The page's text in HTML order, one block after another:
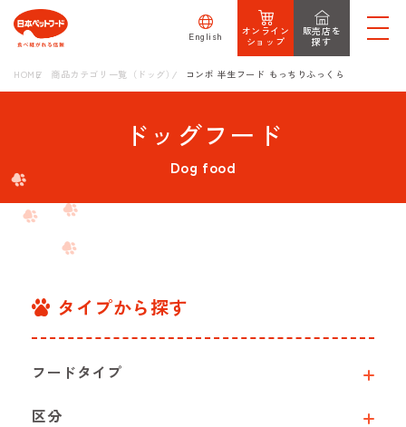
English
オンライン
ショップ
販売店を
探す
HOME 商品カテゴリ一覧（ドッグ） コンボ 半生フード もっちりふっくら
ドッグフード
Dog food
タイプから探す
フードタイプ
区分